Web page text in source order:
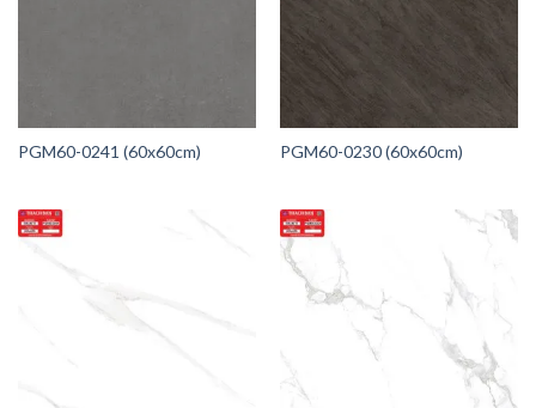
PGM60-0241 (60x60cm) PGM60-0230 (60x60cm)